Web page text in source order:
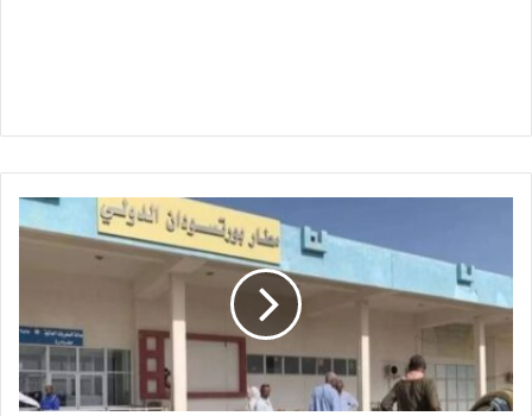
العناوين
...الالف
والوجهات
تنفتح